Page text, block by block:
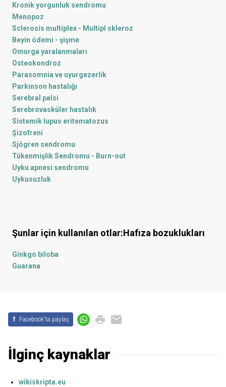
Kronik yorgunluk sendromu
Menopoz
Sclerosis multiplex - Multipl skleroz
Beyin ödemi - şişme
Omurga yaralanmaları
Osteokondroz
Parasomnia ve uyurgezerlik
Parkinson hastalığı
Serebral palsi
Serebrovasküler hastalık
Sistemik lupus eritematozus
Şizofreni
Sjögren sendromu
Tükenmişlik Sendromu - Burn-out
Uyku apnesi sendromu
Uykusuzluk
Şunlar için kullanılan otlar:Hafıza bozuklukları
Ginkgo biloba
Guarana
f Facebook'ta paylaş
İlginç kaynaklar
wikiskripta.eu